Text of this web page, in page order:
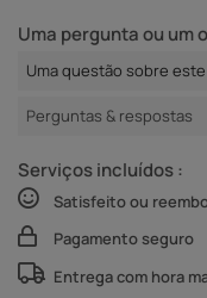
Uma pergunta ou um
Uma questão sobre
Perguntas & respostas
Serviços incluídos :
Satisfeito ou
Pagamento seguro
Entrega com hora